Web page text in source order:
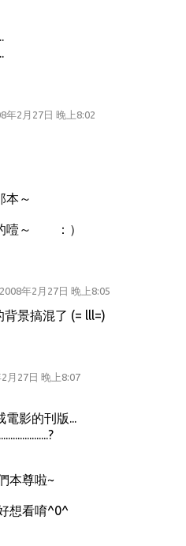
年2月27日 晚上8:02
本～
噎～ ：）
2008年2月27日 晚上8:05
景搞混了 (= lll=)
月27日 晚上8:07
電影的刊版...
本尊啦~
想看唷^0^